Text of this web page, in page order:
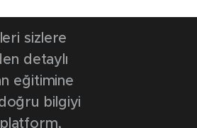
sizlere
detaylı
eğitimine
bilgiyi
platform,